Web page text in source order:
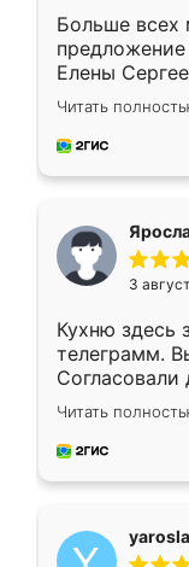
Больше всех
Елены
короткие
для замера
предложил
Читать
3
Кухню здесь
телеграмм.
Согласовали
недели
довольны
мебель за
Читать